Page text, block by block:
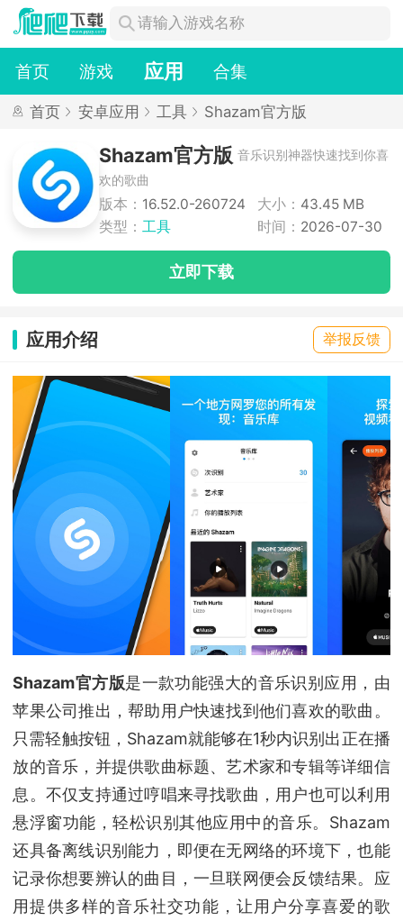
首页 游戏 应用 合集
首页 安卓应用 工具 Shazam官方版
Shazam官方版 音乐识别神器快速找到你喜
欢的歌曲
版本： 16.52.0-260724 大小： 43.45 MB
类型： 工具 时间： 2026-07-30
立即下载
应用介绍 举报反馈
Shazam官方版是一款功能强大的音乐识别应用，由
苹果公司推出，帮助用户快速找到他们喜欢的歌曲。
只需轻触按钮，Shazam就能够在1秒内识别出正在播
放的音乐，并提供歌曲标题、艺术家和专辑等详细信
息。不仅支持通过哼唱来寻找歌曲，用户也可以利用
悬浮窗功能，轻松识别其他应用中的音乐。Shazam
还具备离线识别能力，即便在无网络的环境下，也能
记录你想要辨认的曲目，一旦联网便会反馈结果。应
用提供多样的音乐社交功能，让用户分享喜爱的歌